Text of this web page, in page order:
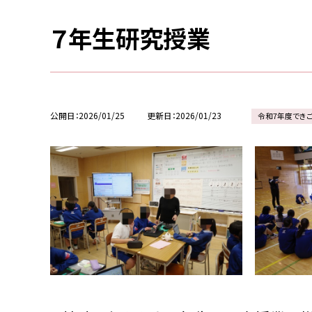
７年生研究授業
公開日 2026/01/25 更新日 2026/01/23 令和7年度でき